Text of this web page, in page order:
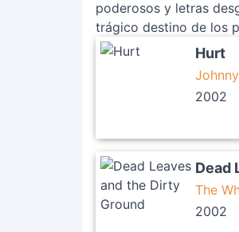
poderosos y letras
trágico destino de los
Hurt
2002
Dead
The
2002